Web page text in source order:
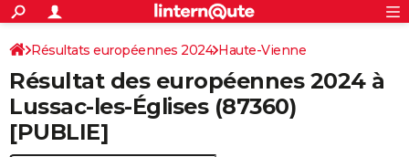
ACTUALITÉS
Politique
Société
Faits Divers
Education
Monde
Villes
+
SPORT
Coupe du monde 2026
Football
Tennis
Cyclisme
Rugby
Forum
Programme TV
TNT
Streaming
Cinéma
Sorties cinéma
Musique
+FINANCE
S'inscrire
Connexion
Résultats européennes 2024 Haute-Vienne
Résultat des européennes 2024 à
Lussac-les-Églises (87360)
[PUBLIE]